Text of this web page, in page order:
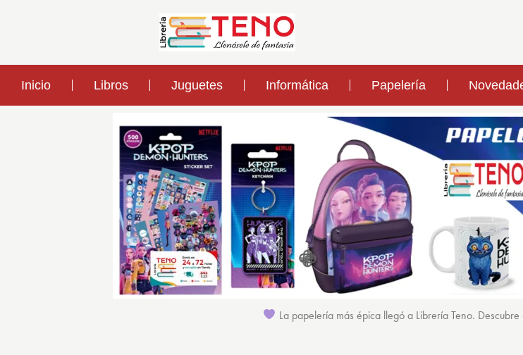
Inicio Libros Juguetes Informática Papelería
La papelería más épica llegó a Librería Teno.